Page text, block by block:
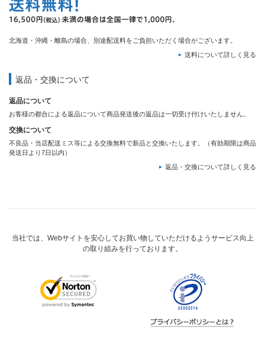
北海道・沖縄・離島の場合、別途配送料をご負担いただく場合がございます。
送料について詳しく見る
返品・交換について
返品について
お客様の都合による返品について商品発送後の返品は一切受け付けいたしません。
交換について
不良品・当店配送ミス等による交換無料で新品と交換いたします。（有効期限は商品
発送日より7日以内）
返品・交換について詳しく見る
当社では、Webサイトを安心してお買い物していただけるようサービス向上
の取り組みを行っております。